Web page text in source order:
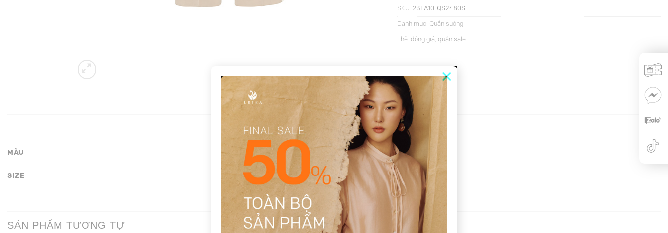
×
SKU: 23LA10-QS2480S
Danh mục: Quần suông
Thẻ: đồng giá, quần sale
THÔNG TIN BỔ SUNG ĐÁNH GIÁ (12)
MÀU Đen, Nâu
SIZE S, M, L
SẢN PHẨM TƯƠNG TỰ